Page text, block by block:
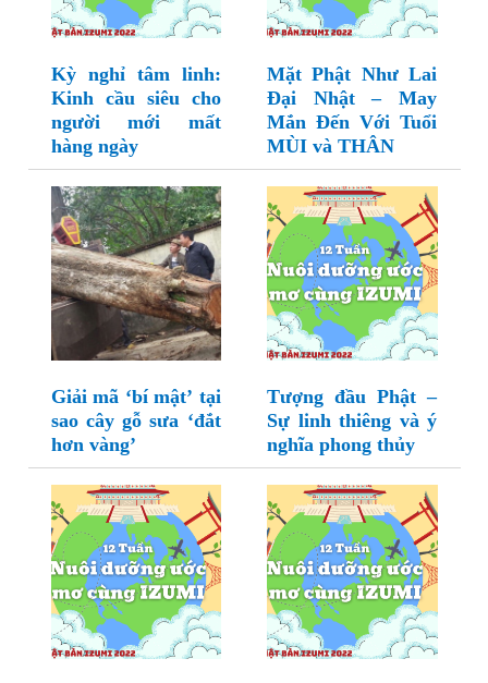
Kỳ nghỉ tâm linh:
Kinh cầu siêu cho
người mới mất
hàng ngày
Mặt Phật Như Lai
Đại Nhật – May
Mắn Đến Với Tuổi
MÙI và THÂN
Giải mã ‘bí mật’ tại
sao cây gỗ sưa ‘đắt
hơn vàng’
Tượng đầu Phật –
Sự linh thiêng và ý
nghĩa phong thủy